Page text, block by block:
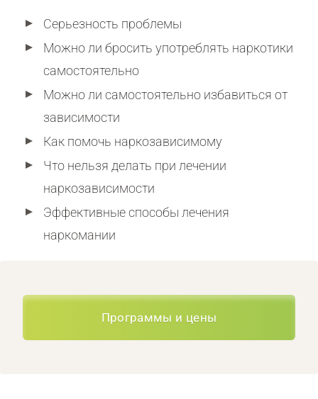
Серьезность проблемы
Можно ли бросить употреблять наркотики
самостоятельно
Можно ли самостоятельно избавиться от
зависимости
Как помочь наркозависимому
Что нельзя делать при лечении
наркозависимости
Эффективные способы лечения
наркомании
Программы и цены